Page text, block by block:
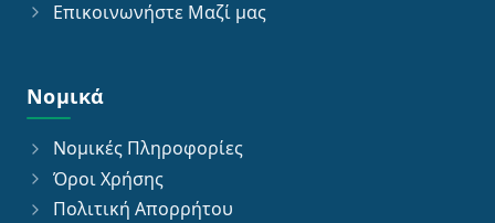
Επικοινωνήστε Μαζί μας
Νομικά
Νομικές Πληροφορίες
Όροι Χρήσης
Πολιτική Απορρήτου